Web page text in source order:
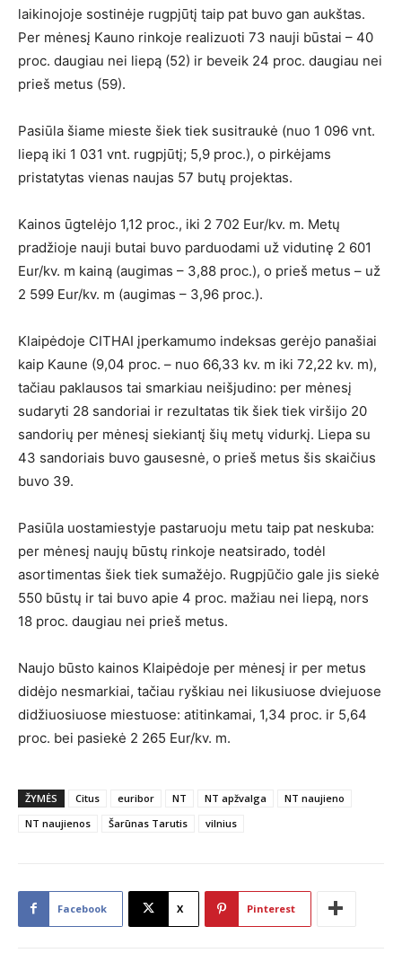
laikinojoje sostinėje rugpjūtį taip pat buvo gan aukštas.
Per mėnesį Kauno rinkoje realizuoti 73 nauji būstai – 40
proc. daugiau nei liepą (52) ir beveik 24 proc. daugiau nei
prieš metus (59).
Pasiūla šiame mieste šiek tiek susitraukė (nuo 1 096 vnt.
liepą iki 1 031 vnt. rugpjūtį; 5,9 proc.), o pirkėjams
pristatytas vienas naujas 57 butų projektas.
Kainos ūgtelėjo 1,12 proc., iki 2 702 Eur/kv. m. Metų
pradžioje nauji butai buvo parduodami už vidutinę 2 601
Eur/kv. m kainą (augimas – 3,88 proc.), o prieš metus – už
2 599 Eur/kv. m (augimas – 3,96 proc.).
Klaipėdoje CITHAI įperkamumo indeksas gerėjo panašiai
kaip Kaune (9,04 proc. – nuo 66,33 kv. m iki 72,22 kv. m),
tačiau paklausos tai smarkiau neišjudino: per mėnesį
sudaryti 28 sandoriai ir rezultatas tik šiek tiek viršijo 20
sandorių per mėnesį siekiantį šių metų vidurkį. Liepa su
43 sandoriais buvo gausesnė, o prieš metus šis skaičius
buvo 39.
Pasiūla uostamiestyje pastaruoju metu taip pat neskuba:
per mėnesį naujų būstų rinkoje neatsirado, todėl
asortimentas šiek tiek sumažėjo. Rugpjūčio gale jis siekė
550 būstų ir tai buvo apie 4 proc. mažiau nei liepą, nors
18 proc. daugiau nei prieš metus.
Naujo būsto kainos Klaipėdoje per mėnesį ir per metus
didėjo nesmarkiai, tačiau ryškiau nei likusiuose dviejuose
didžiuosiuose miestuose: atitinkamai, 1,34 proc. ir 5,64
proc. bei pasiekė 2 265 Eur/kv. m.
ŽYMĖS Citus euribor NT NT apžvalga
NT naujieno
NT naujienos
Šarūnas Tarutis vilnius
Facebook X Pinterest